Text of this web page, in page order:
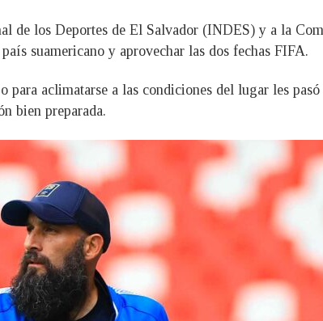
de los Deportes de El Salvador (INDES) y a la
suamericano y aprovechar las dos fechas FIFA.
aclimatarse a las condiciones del lugar les
bien preparada.